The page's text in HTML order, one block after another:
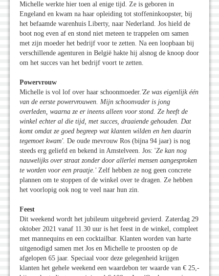
Michelle werkte hier toen al enige tijd. Ze is geboren in
Engeland en kwam na haar opleiding tot stoffeninkoopster, bij
het befaamde warenhuis Liberty, naar Nederland. Jos hield de
boot nog even af en stond niet meteen te trappelen om samen
met zijn moeder het bedrijf voor te zetten. Na een loopbaan bij
verschillende agenturen in België hakte hij alsnog de knoop door
om het succes van het bedrijf voort te zetten.
Powervrouw
Michelle is vol lof over haar schoonmoeder.'Ze was eigenlijk één
van de eerste powervrouwen. Mijn schoonvader is jong
overleden, waarna ze er ineens alleen voor stond. Ze heeft de
winkel echter al die tijd, met succes, draaiende gehouden. Dat
komt omdat ze goed begreep wat klanten wilden en hen daarin
tegemoet kwam'. De oude mevrouw Ros (bijna 94 jaar) is nog
steeds erg geliefd en bekend in Amstelveen. Jos: 'Ze kan nog
nauwelijks over straat zonder door allerlei mensen aangesproken
te worden voor een praatje. ' Zelf hebben ze nog geen concrete
plannen om te stoppen of de winkel over te dragen. Ze hebben
het voorlopig ook nog te veel naar hun zin.
Feest
Dit weekend wordt het jubileum uitgebreid gevierd. Zaterdag 29
oktober 2021 vanaf 11.30 uur is het feest in de winkel, compleet
met mannequins en een cocktailbar. Klanten worden van harte
uitgenodigd samen met Jos en Michelle te proosten op de
afgelopen 65 jaar. Speciaal voor deze gelegenheid krijgen
klanten het gehele weekend een waardebon ter waarde van € 25,-